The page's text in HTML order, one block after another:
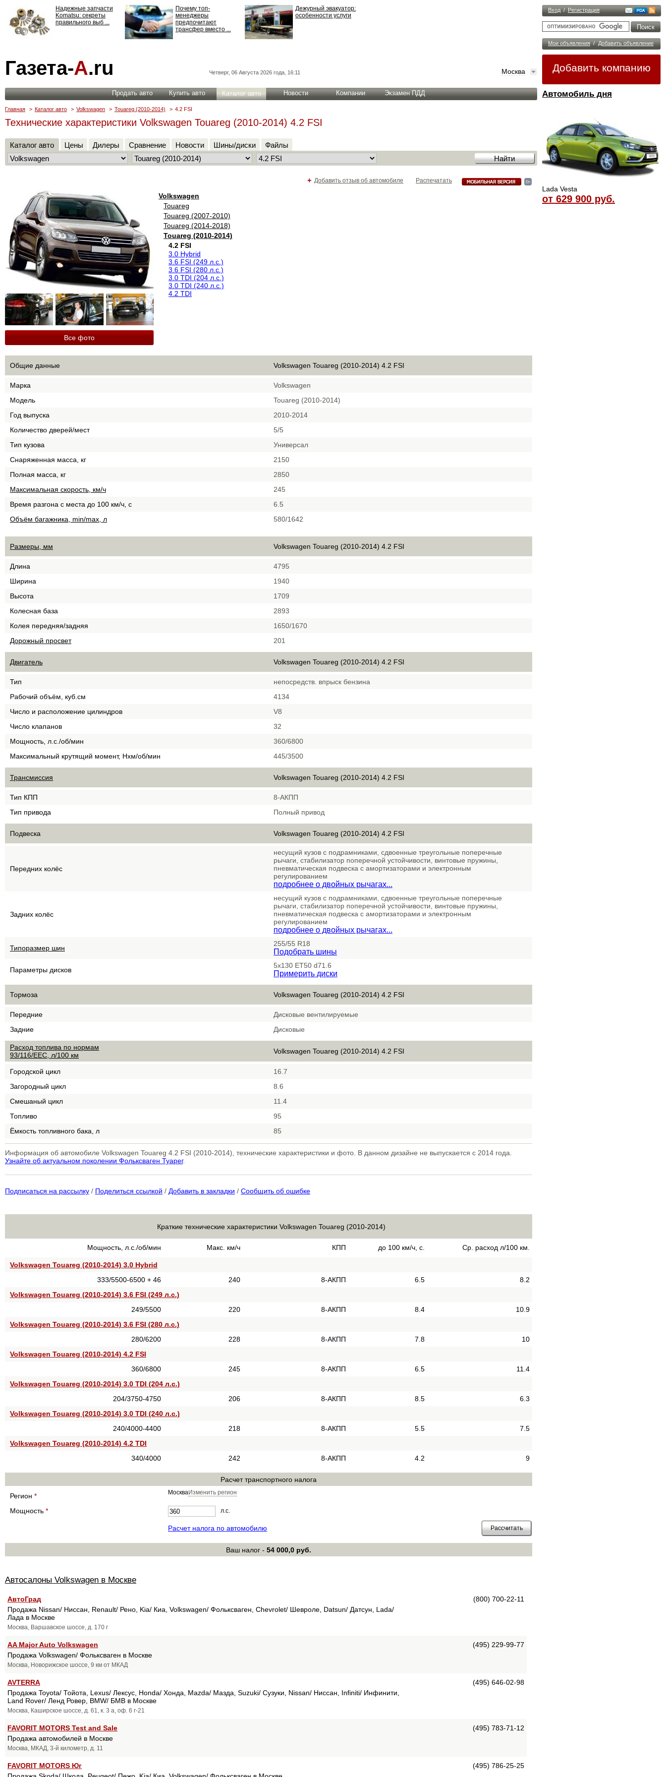
Вход / Регистрация
Мои объявления / Добавить объявление
Добавить компанию
Автомобиль дня
Lada Vesta
от 629 900 руб.
Надежные запчасти
Komatsu: секреты
правильного выб ...
Почему топ-
менеджеры
предпочитают
трансфер вместо ...
Дежурный эвакуатор:
особенности услуги
ответственности: все,
что нужно знать ...
Газета-А.ru Четверг, 06 Августа 2026 года, 16:11 Москва
Продать авто Купить авто Каталог авто Новости Компании Экзамен ПДД
Главная > Каталог авто > Volkswagen > Touareg (2010-2014) > 4.2 FSI
Технические характеристики Volkswagen Touareg (2010-2014) 4.2 FSI
Каталог авто Цены Дилеры Сравнение Новости Шины/диски Файлы
Распечатать
+ Добавить отзыв об автомобиле
Все фото
Volkswagen
Touareg
Touareg (2007-2010)
Touareg (2014-2018)
Touareg (2010-2014)
4.2 FSI
3.0 Hybrid
3.6 FSI (249 л.с.)
3.6 FSI (280 л.с.)
3.0 TDI (204 л.с.)
3.0 TDI (240 л.с.)
4.2 TDI
Общие данные Volkswagen Touareg (2010-2014) 4.2 FSI
Марка
Volkswagen
Модель
Touareg (2010-2014)
Год выпуска
2010-2014
Количество дверей/мест
5/5
Тип кузова
Универсал
Снаряженная масса, кг
2150
Полная масса, кг
2850
Максимальная скорость, км/ч
245
Время разгона с места до 100 км/ч, с
6.5
Объём багажника, min/max, л
580/1642
Размеры, мм Volkswagen Touareg (2010-2014) 4.2 FSI
Длина
4795
Ширина
1940
Высота
1709
Колесная база
2893
Колея передняя/задняя
1650/1670
Дорожный просвет
201
Двигатель Volkswagen Touareg (2010-2014) 4.2 FSI
Тип
непосредств. впрыск бензина
Рабочий объём, куб.см
4134
Число и расположение цилиндров
V8
Число клапанов
32
Мощность, л.с./об/мин
360/6800
Максимальный крутящий момент, Нхм/об/мин
445/3500
Трансмиссия Volkswagen Touareg (2010-2014) 4.2 FSI
Тип КПП
8-АКПП
Тип привода
Полный привод
Подвеска Volkswagen Touareg (2010-2014) 4.2 FSI
Передних колёс
несущий кузов с подрамниками, сдвоенные треугольные поперечные
рычаги, стабилизатор поперечной устойчивости, винтовые пружины,
пневматическая подвеска с амортизаторами и электронным
регулированием
подробнее о двойных рычагах...
Задних колёс
несущий кузов с подрамниками, сдвоенные треугольные поперечные
рычаги, стабилизатор поперечной устойчивости, винтовые пружины,
пневматическая подвеска с амортизаторами и электронным
регулированием
подробнее о двойных рычагах...
Типоразмер шин
255/55 R18
Подобрать шины
Параметры дисков
5x130 ET50 d71.6
Примерить диски
Тормоза Volkswagen Touareg (2010-2014) 4.2 FSI
Передние
Дисковые вентилируемые
Задние
Дисковые
Расход топлива по нормам
93/116/EEC, л/100 км
Volkswagen Touareg (2010-2014) 4.2 FSI
Городской цикл
16.7
Загородный цикл
8.6
Смешаный цикл
11.4
Топливо
95
Ёмкость топливного бака, л
85
Информация об автомобиле Volkswagen Touareg 4.2 FSI (2010-2014), технические характеристики и фото. В данном дизайне не выпускается с 2014 года.
Узнайте об актуальном поколении Фольксваген Туарег.
Подписаться на рассылку / Поделиться ссылкой / Добавить в закладки / Сообщить об ошибке
Краткие технические характеристики Volkswagen Touareg (2010-2014)
Мощность, л.с./об/мин Макс. км/ч КПП до 100 км/ч, с. Ср. расход л/100 км.
Volkswagen Touareg (2010-2014) 3.0 Hybrid
333/5500-6500 + 46
240 8-АКПП 6.5
8.2
Volkswagen Touareg (2010-2014) 3.6 FSI (249 л.с.)
249/5500
220 8-АКПП 8.4
10.9
Volkswagen Touareg (2010-2014) 3.6 FSI (280 л.с.)
280/6200
228 8-АКПП 7.8
10
Volkswagen Touareg (2010-2014) 4.2 FSI
360/6800
245 8-АКПП 6.5
11.4
Volkswagen Touareg (2010-2014) 3.0 TDI (204 л.с.)
204/3750-4750
206 8-АКПП 8.5
6.3
Volkswagen Touareg (2010-2014) 3.0 TDI (240 л.с.)
240/4000-4400
218 8-АКПП 5.5
7.5
Volkswagen Touareg (2010-2014) 4.2 TDI
340/4000
242 8-АКПП 4.2 9
Расчет транспортного налога
Регион * МоскваИзменить регион
Мощность * л.с.
Расчет налога по автомобилю
Ваш налог - 54 000,0 руб.
Автосалоны Volkswagen в Москве
АвтоГрад
(800) 700-22-11
Продажа Nissan/ Ниссан, Renault/ Рено, Kia/ Киа, Volkswagen/ Фольксваген, Chevrolet/ Шевроле, Datsun/ Датсун, Lada/
Лада в Москве
Москва, Варшавское шоссе, д. 170 г
AA Major Auto Volkswagen
(495) 229-99-77
Продажа Volkswagen/ Фольксваген в Москве
Москва, Новорижское шоссе, 9 км от МКАД
AVTERRA
(495) 646-02-98
Продажа Toyota/ Тойота, Lexus/ Лексус, Honda/ Хонда, Mazda/ Мазда, Suzuki/ Сузуки, Nissan/ Ниссан, Infiniti/ Инфинити,
Land Rover/ Ленд Ровер, BMW/ БМВ в Москве
Москва, Каширское шоссе, д. 61, к. 3 а, оф. 6 г-21
FAVORIT MOTORS Test and Sale
(495) 783-71-12
Продажа автомобилей в Москве
Москва, МКАД, 3-й километр, д. 11
FAVORIT MOTORS Юг
(495) 786-25-25